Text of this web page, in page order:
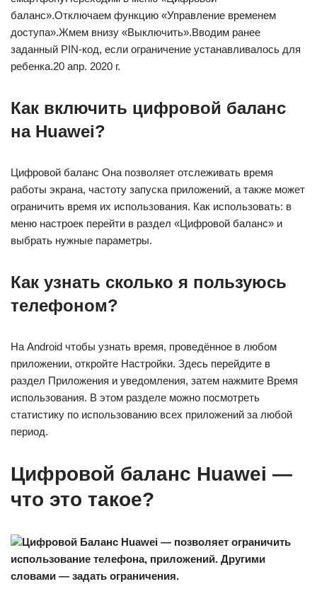
баланс».Отключаем функцию «Управление временем
доступа».Жмем внизу «Выключить».Вводим ранее
заданный PIN-код, если ограничение устанавливалось для
ребенка.20 апр. 2020 г.
Как включить цифровой баланс
на Huawei?
Цифровой баланс Она позволяет отслеживать время
работы экрана, частоту запуска приложений, а также может
ограничить время их использования. Как использовать: в
меню настроек перейти в раздел «Цифровой баланс» и
выбрать нужные параметры.
Как узнать сколько я пользуюсь
телефоном?
На Android чтобы узнать время, проведённое в любом
приложении, откройте Настройки. Здесь перейдите в
раздел Приложения и уведомления, затем нажмите Время
использования. В этом разделе можно посмотреть
статистику по использованию всех приложений за любой
период.
Цифровой баланс Huawei —
что это такое?
Цифровой Баланс Huawei — позволяет ограничить
использование телефона, приложений. Другими
словами — задать ограничения.